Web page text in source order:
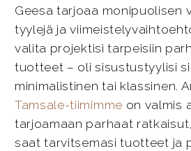
Geesa tarjoaa monipuolisen
tyylejä ja
valita projektisi tarpeisiin
tuotteet – oli sisustustyylisi
minimalistinen tai klassinen.
Tamsale-tiimimme on valmis
tarjoamaan parhaat
saat tarvitsemasi tuotteet ja